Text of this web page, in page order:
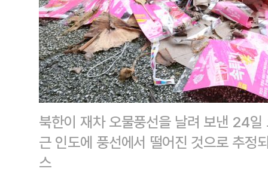
북한이 재차 오물풍선을 날려 보낸 24
근 인도에 풍선에서 떨어진 것으로 추
스